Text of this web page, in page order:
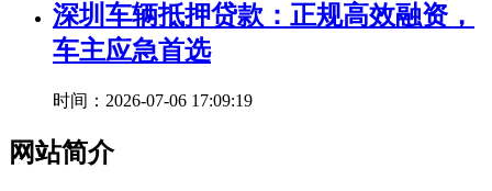
深圳车辆抵押贷款：正规高效融资，
车主应急首选
时间：2026-07-06 17:09:19
网站简介